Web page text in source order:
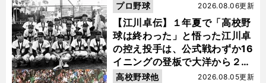
【江川卓伝】１年夏で「高校野
球は終わった」と悟った江川卓
の控え投手は、公式戦わずか16
イニングの登板で大洋から２位
指名を受けた
2026.08.06更新
プロ野球
2026.08.05更新
高校野球他